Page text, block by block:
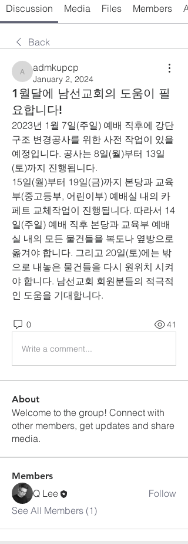
Discussion Media Files Members
Back
admkupcp
admkupcp
January 2, 2024
1월달에 남선교회의 도움이 필
요합니다!
2023년 1월 7일(주일) 예배 직후에 강단
구조 변경공사를 위한 사전 작업이 있을
예정입니다. 공사는 8일(월)부터 13일
(토)까지 진행됩니다.
15일(월)부터 19일(금)까지 본당과 교육
부(중고등부, 어린이부) 예배실 내의 카
페트 교체작업이 진행됩니다. 따라서 14
일(주일) 예배 직후 본당과 교육부 예배
실 내의 모든 물건들을 복도나 옆방으로
옮겨야 합니다. 그리고 20일(토)에는 밖
으로 내놓은 물건들을 다시 원위치 시켜
야 합니다. 남선교회 회원분들의 적극적
인 도움을 기대합니다.
0 41
Write a comment...
About
Welcome to the group! Connect with
other members, get updates and share
media.
Members
Q Lee
Follow
See All Members (1)